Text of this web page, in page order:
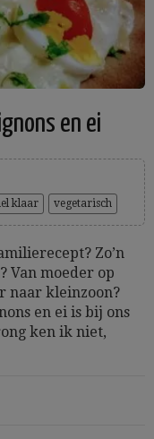
en ei
klaar vegetarisch
Zo’n
Van moeder op
naar kleinzoon?
en ei is bij ons
ken ik niet,